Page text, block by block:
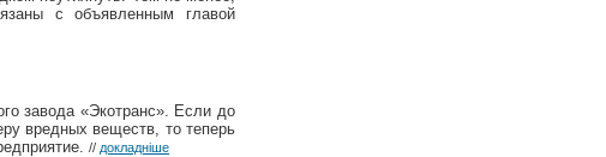
с объявленным главой
завода «Экотранс». Если до
вредных веществ, то теперь
// докладніше